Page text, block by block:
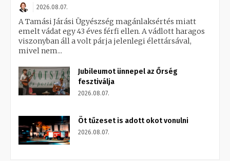
2026.08.07.
A Tamási Járási Ügyészség magánlaksértés miatt
emelt vádat egy 43 éves férfi ellen. A vádlott haragos
viszonyban áll a volt párja jelenlegi élettársával,
mivel nem...
Jubileumot ünnepel az Őrség
fesztiválja
2026.08.07.
Öt tűzeset is adott okot vonulni
2026.08.07.